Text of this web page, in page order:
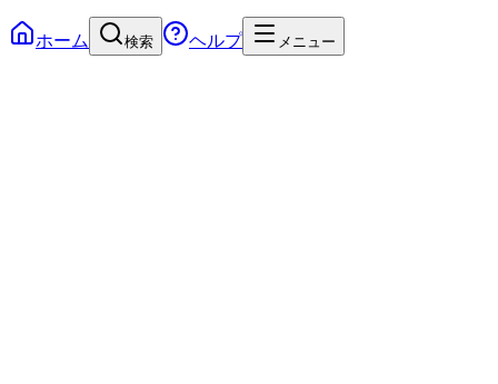
ホーム 検索 ヘルプ メニュー